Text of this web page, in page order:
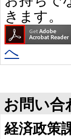
きます。
へ
お問い合
経済政策